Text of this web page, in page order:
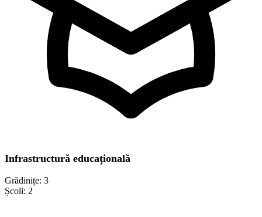
Infrastructură educațională
Grădinițe: 3
Școli: 2